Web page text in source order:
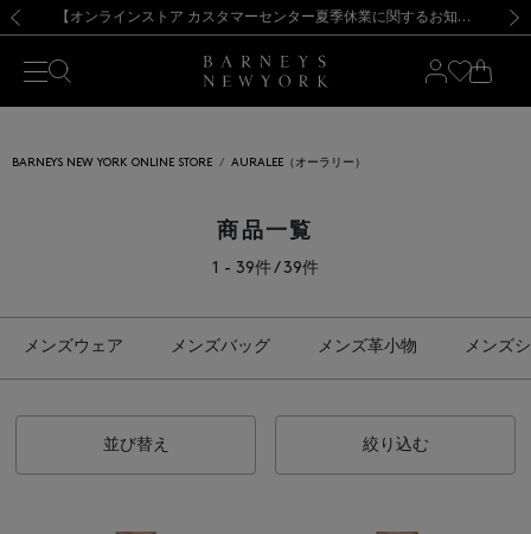
新規登録のお客様も対象！＜MY BARNEYS＞会員のお客様は11,000円（税込）以上のお買上げで常時送料無料！お買い物の際は会員登録を！
【夏季休業に伴う出荷一時停止のお知らせ】(2026.8.7) 【オンラインストア カスタマーセンター夏季休業に関するお知らせ】（2026.8.7）
【夏季休業に伴う返品・交換承り一時停止のお知らせ】（2026.8.5）
熊本県を中心とした地震の影響によるお荷物のお届けについて
【開催中】SUMMER SALEのご案内・ご注意事項 新規登録のお客様も対象！＜MY BARNEYS＞会員のお客様は11,000円（税込）以上のお買上げで常時送料無料！お買い物の際は会員登録を！
【夏季休業に伴う出荷一時停止のお知らせ】(2026.8.7)
BARNEYS NEW YORK ONLINE STORE AURALEE（オーラリー）
商品一覧
1 - 39件 / 39件
メンズウェア メンズバッグ メンズ革小物 メンズ
並び替え 絞り込む